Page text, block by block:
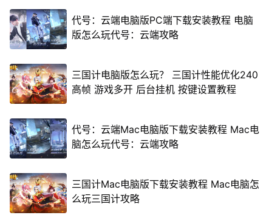
代号：云端电脑版PC端下载安装教程 电脑
版怎么玩代号：云端攻略
三国计电脑版怎么玩？ 三国计性能优化240
高帧 游戏多开 后台挂机 按键设置教程
代号：云端Mac电脑版下载安装教程 Mac电
脑怎么玩代号：云端攻略
三国计Mac电脑版下载安装教程 Mac电脑怎
么玩三国计攻略